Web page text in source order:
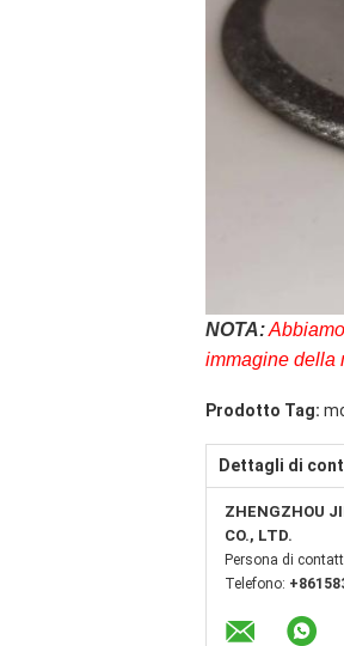
NOTA:
immagine della
Prodotto Tag:
Dettagli di
ZHENGZHOU
CO., LTD.
Persona di
Telefono: